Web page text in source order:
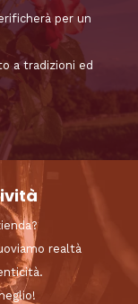
per un
a tradizioni ed
realtà